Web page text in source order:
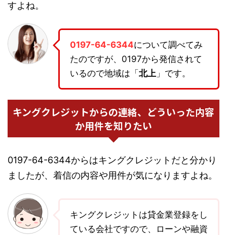
すよね。
0197-64-6344について調べてみ
たのですが、0197から発信されて
いるので地域は「 北上 」です。
キングクレジットからの連絡、どういった内容
か用件を知りたい
0197-64-6344からはキングクレジットだと分かり
ましたが、着信の内容や用件が気になりますよね。
キングクレジットは貸金業登録をし
ている会社ですので、ローンや融資